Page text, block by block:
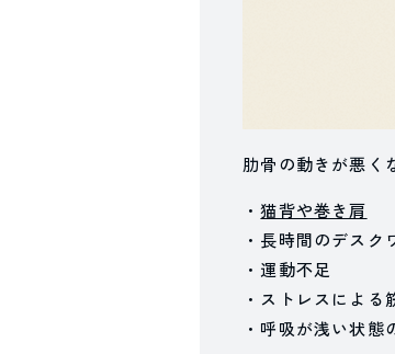
肋骨の動きが悪く
・猫背や巻き肩
・長時間のデスク
・運動不足
・ストレスによる
・呼吸が浅い状態